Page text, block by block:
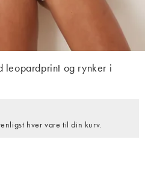
leopardprint og rynker i
hver vare til din kurv.